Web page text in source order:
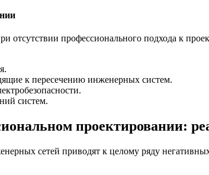
профессионального подхода к
к пересечению инженерных систем.
систем.
проектировании:
сетей приводят к целому ряду